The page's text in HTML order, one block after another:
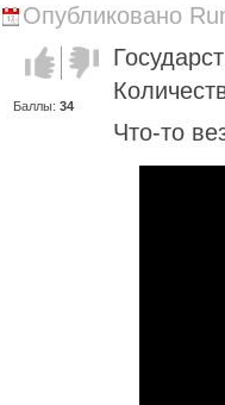
Опубликовано
Голос за!Голос
против!
Баллы: 34
Что-то